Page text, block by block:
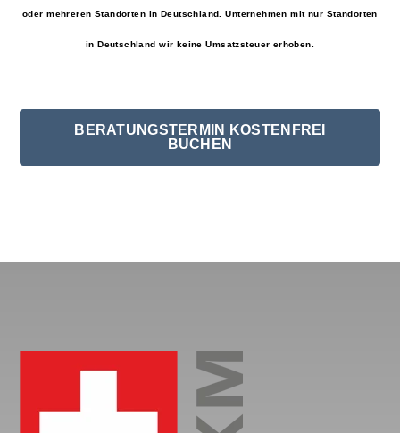
oder mehreren Standorten in Deutschland. Unternehmen mit nur Standorten
in Deutschland wir keine Umsatzsteuer erhoben.
BERATUNGSTERMIN KOSTENFREI
BUCHEN